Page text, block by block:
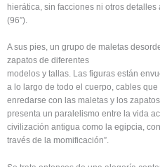
hierática, sin facciones ni otros
(96”).
A sus pies, un grupo de maletas
zapatos de diferentes
modelos y tallas. Las figuras están
a lo largo de todo el cuerpo, cables
enredarse con las maletas y los
presenta un paralelismo entre la vida
civilización antigua como la egipcia,
través de la momificación”.